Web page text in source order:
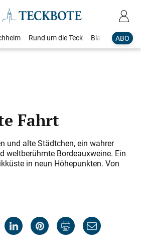
ABO
Rund um die Teck Blaulicht
Fahrt
und alte Städtchen, ein wahrer
weltberühmte Bordeauxweine. Ein
in neun Höhepunkten. Von